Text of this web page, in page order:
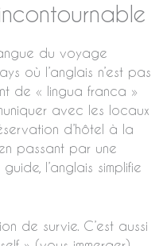
du voyage
où l’anglais n’est pas
de « lingua franca »
avec les locaux
d’hôtel à la
passant par une
l’anglais simplifie
de survie. C’est aussi